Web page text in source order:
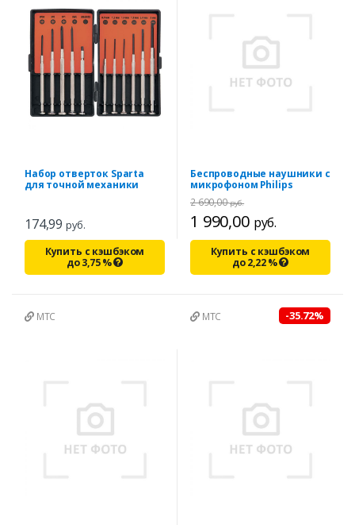
Набор отверток Sparta
для точной механики
174,99 руб.
Купить с кэшбэком
до3,75%
Беспроводные наушники с
микрофоном Philips
1 990,00 руб.
2 690,00руб.
Купить с кэшбэком
до2,22%
МТС МТС -35.72%